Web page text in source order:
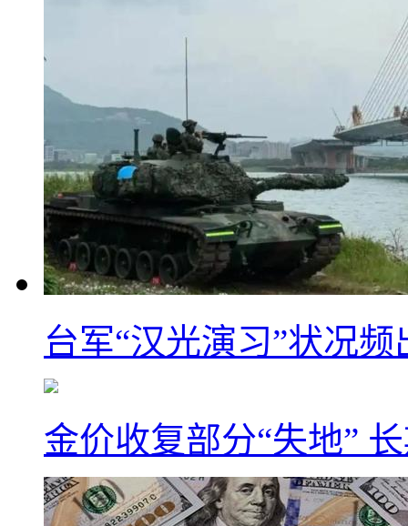
台军“汉光演习”状况
金价收复部分“失地”